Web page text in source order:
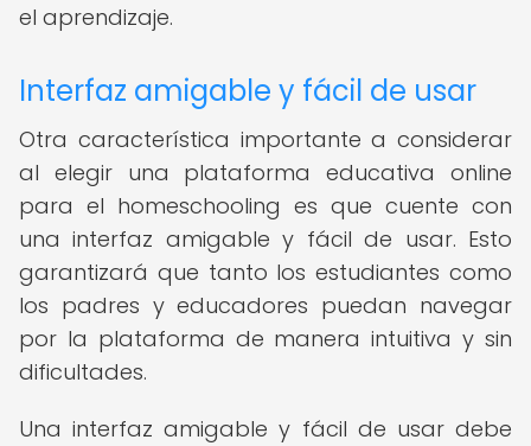
el aprendizaje.
Interfaz amigable y fácil de usar
Otra característica importante a considerar
al elegir una plataforma educativa online
para el homeschooling es que cuente con
una interfaz amigable y fácil de usar. Esto
garantizará que tanto los estudiantes como
los padres y educadores puedan navegar
por la plataforma de manera intuitiva y sin
dificultades.
Una interfaz amigable y fácil de usar debe